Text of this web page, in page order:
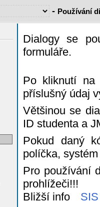
- Používání
Dialogy se
formuláře.
Po kliknutí na
příslušný údaj
Většinou se
ID studenta a
Pokud daný
políčka,
Pro používání
prohlížeči!!!
Bližší info